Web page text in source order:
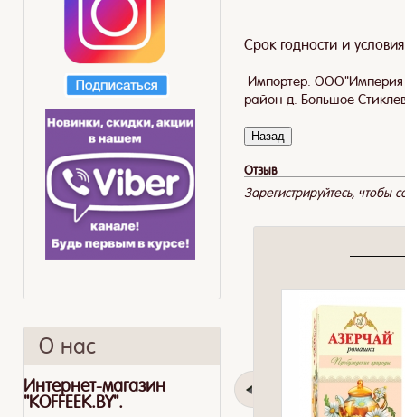
О нас
Интернет-магазин
"KOFFEEK.BY".
Срок годности и
Импортер: ООО"Империя
район д. Большое
Отзыв
Зарегистрируйтесь, чтобы